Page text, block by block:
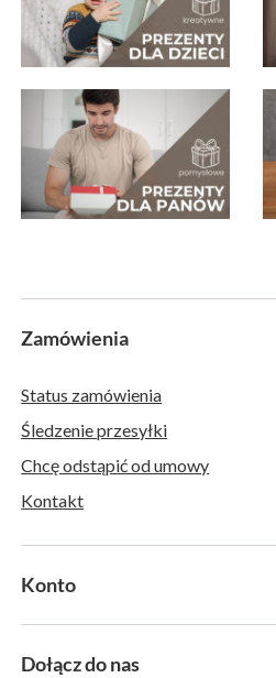
Zamówienia
Status zamówienia
Śledzenie przesyłki
Chcę odstąpić od umowy
Kontakt
Konto
Dołącz do nas